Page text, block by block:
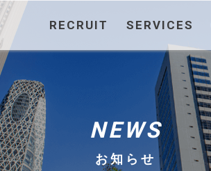
RECRUIT SERVICES
NEWS
お知らせ